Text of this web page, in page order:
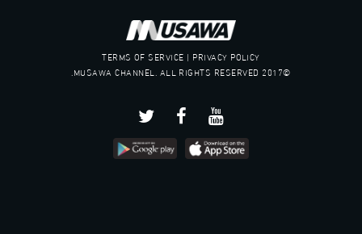
TERMS OF SERVICE | PRIVACY POLICY
©2017 MUSAWA CHANNEL. ALL RIGHTS RESERVED.